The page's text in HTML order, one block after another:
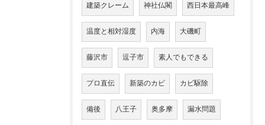
建築クレーム 神社仏閣 西日本最高峰
温度と相対湿度 内海 大磯町
藤沢市 逗子市 素人でもできる
プロ直伝 新築のカビ カビ駆除
備後 八王子 奥多摩 漏水問題